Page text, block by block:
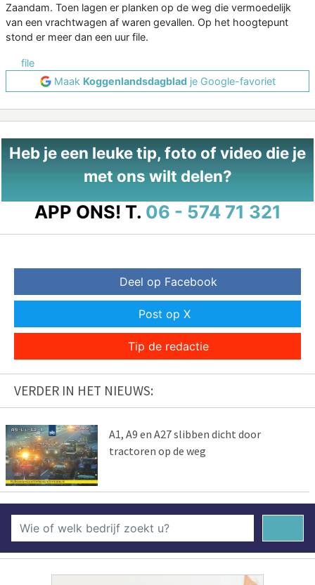
Zaandam. Toen lagen er planken op de weg die vermoedelijk
van een vrachtwagen af waren gevallen. Op het hoogtepunt
stond er meer dan een uur file.
file
Maak Koggenlandsdagbladje Google-favoriet
Heb je een leuke tip, foto of video die je
met ons wilt delen?
APP ONS! T. 06 - 574 71 321
Deel op Facebook
Post op X
Tip de redactie
VERDER IN HET NIEUWS:
A1, A9 en A27 slibben dicht door
tractoren op de weg